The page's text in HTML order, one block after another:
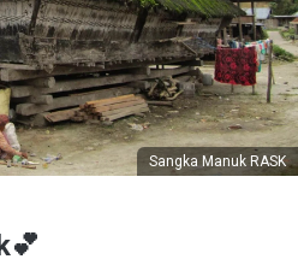
Sangka Manuk RASK